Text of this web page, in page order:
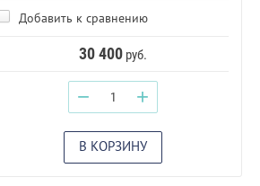
Добавить к сравнению
30 400 руб.
− +
В КОРЗИНУ